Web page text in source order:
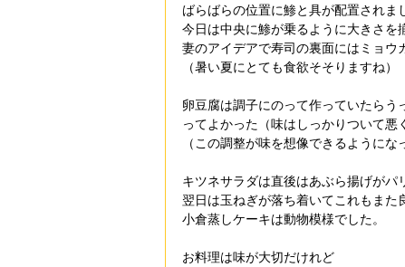
ばらばらの位置に鯵と具が配置されま
今日は中央に鯵が乗るように大きさを
妻のアイデアで寿司の裏面にはミョウ
（暑い夏にとても食欲そそりますね）
卵豆腐は調子にのって作っていたらう
ってよかった（味はしっかりついて悪
（この調整が味を想像できるようにな
キツネサラダは直後はあぶら揚げがパ
翌日は玉ねぎが落ち着いてこれもまた
小倉蒸しケーキは動物模様でした。
お料理は味が大切だけれど